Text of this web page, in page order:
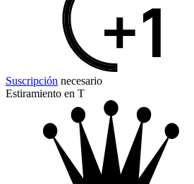
Suscripción necesario
Estiramiento en T